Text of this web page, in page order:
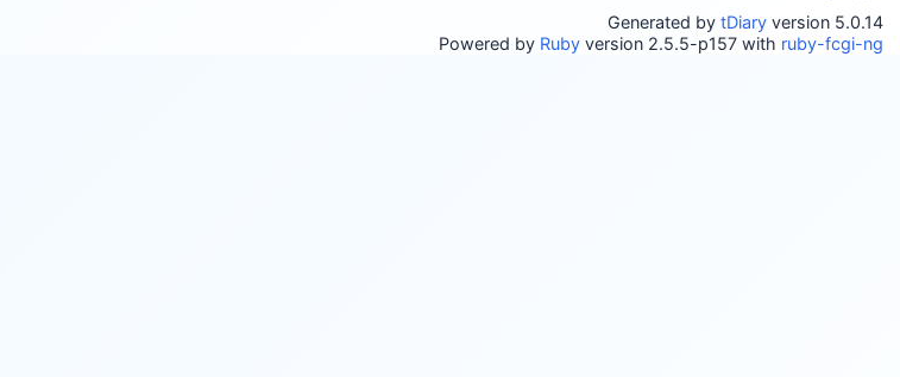
Generated by tDiaryversion 5.0.14
Powered by Rubyversion 2.5.5-p157 with ruby-fcgi-ng